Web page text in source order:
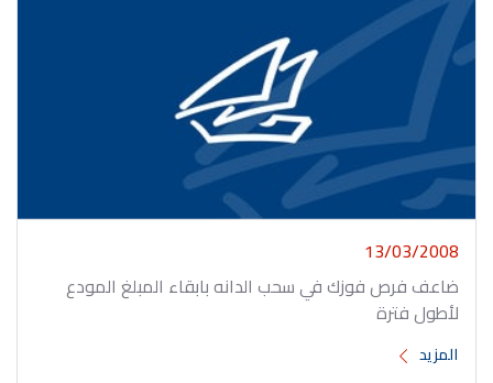
13/03/2008
ضاعف فرص فوزك في سحب الدانه بابقاء المبلغ المودع
لأطول فترة
المزيد